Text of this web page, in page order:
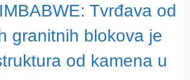
Tvrđava od
granitnih blokova je
od kamena u